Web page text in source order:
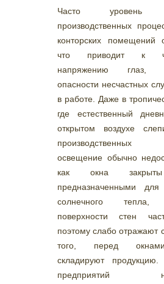
Часто уровень
производственных
конторских помещений
что приводит к
напряжению глаз,
опасности несчастных
в работе. Даже в
где естественный
открытом воздухе
производственных
освещение обычно
как окна
предназначенными
солнечного тепла,
поверхности стен
поэтому слабо отражают
того, перед
складируют продукцию.
предприятий